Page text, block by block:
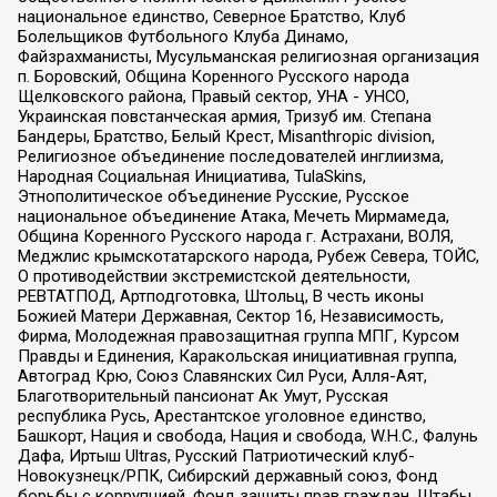
национальное единство, Северное Братство, Клуб
Болельщиков Футбольного Клуба Динамо,
Файзрахманисты, Мусульманская религиозная организация
п. Боровский, Община Коренного Русского народа
Щелковского района, Правый сектор, УНА - УНСО,
Украинская повстанческая армия, Тризуб им. Степана
Бандеры, Братство, Белый Крест, Misanthropic division,
Религиозное объединение последователей инглиизма,
Народная Социальная Инициатива, TulaSkins,
Этнополитическое объединение Русские, Русское
национальное объединение Атака, Мечеть Мирмамеда,
Община Коренного Русского народа г. Астрахани, ВОЛЯ,
Меджлис крымскотатарского народа, Рубеж Севера, ТОЙС,
О противодействии экстремистской деятельности,
РЕВТАТПОД, Артподготовка, Штольц, В честь иконы
Божией Матери Державная, Сектор 16, Независимость,
Фирма, Молодежная правозащитная группа МПГ, Курсом
Правды и Единения, Каракольская инициативная группа,
Автоград Крю, Союз Славянских Сил Руси, Алля-Аят,
Благотворительный пансионат Ак Умут, Русская
республика Русь, Арестантское уголовное единство,
Башкорт, Нация и свобода, Нация и свобода, W.H.С., Фалунь
Дафа, Иртыш Ultras, Русский Патриотический клуб-
Новокузнецк/РПК, Сибирский державный союз, Фонд